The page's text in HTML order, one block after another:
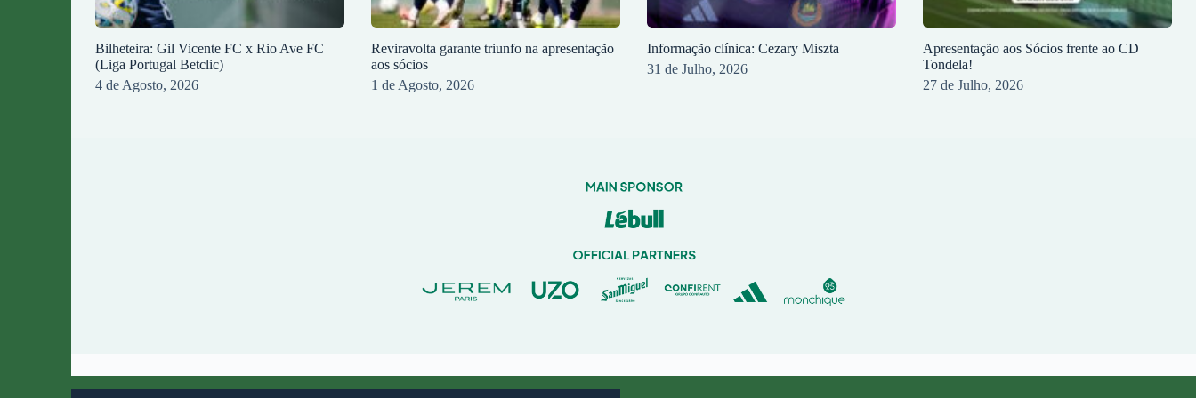
Bilheteira: Gil Vicente FC x Rio Ave FC
(Liga Portugal Betclic)
4 de Agosto, 2026
Reviravolta garante triunfo na apresentação
aos sócios
1 de Agosto, 2026
Informação clínica: Cezary Miszta
31 de Julho, 2026
Apresentação aos Sócios frente ao CD
Tondela!
27 de Julho, 2026